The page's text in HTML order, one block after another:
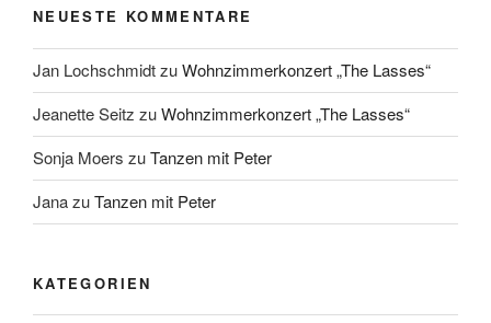
NEUESTE KOMMENTARE
Jan LochschmidtzuWohnzimmerkonzert „The Lasses“
Jeanette Seitz zuWohnzimmerkonzert „The Lasses“
Sonja Moers zuTanzen mit Peter
JanazuTanzen mit Peter
KATEGORIEN